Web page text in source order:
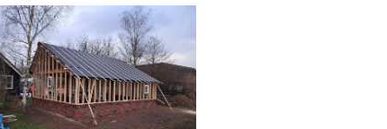
GEVELRENOVATIE NA
SCHADE